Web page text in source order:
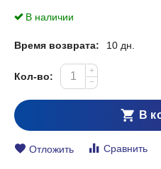
В наличии
Время возврата: 10 дн.
Кол-во:
+
−
В
Отложить Сравнить